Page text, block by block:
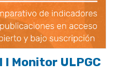
Monitor ULPGC